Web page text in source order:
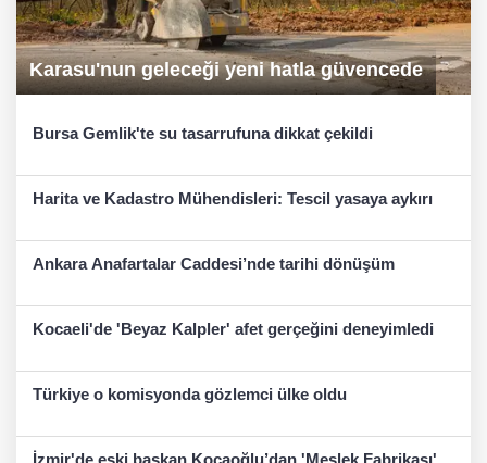
Karasu'nun geleceği yeni hatla güvencede
Bursa Gemlik'te su tasarrufuna dikkat çekildi
Harita ve Kadastro Mühendisleri: Tescil yasaya aykırı
Ankara Anafartalar Caddesi’nde tarihi dönüşüm
Kocaeli'de 'Beyaz Kalpler' afet gerçeğini deneyimledi
Türkiye o komisyonda gözlemci ülke oldu
İzmir'de eski başkan Kocaoğlu’dan 'Meslek Fabrikası'